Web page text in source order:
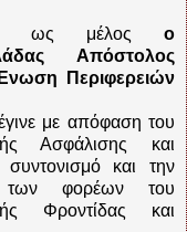
ως μέλος ο
Απόστολος
Περιφερειών
με απόφαση του
Ασφάλισης και
και την
των φορέων του
Φροντίδας και